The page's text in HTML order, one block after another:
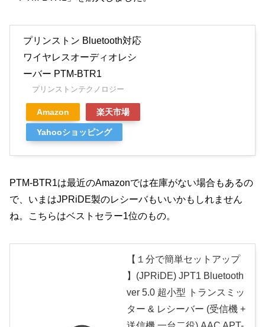
プリンストン Bluetooth対応
ワイヤレスオーディオレシ
ーバー PTM-BTR1
プリンストンテクノロジー
Amazon 楽天市場
Yahooショッピング
PTM-BTR1は最近のAmazonでは在庫がない場合もあるの
で、いまはJPRiDE製のレシーバもいいかもしれません
ね。こちらはベストセラー1位のもの。
【１分で簡単セットアップ
】(JPRiDE) JPT1 Bluetooth
ver 5.0 超小型 トランスミッ
ター & レシーバー (受信機 +